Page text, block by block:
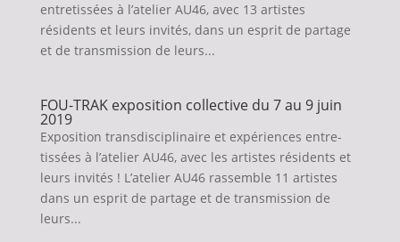
entretissées à l’atelier AU46, avec 13 artistes
résidents et leurs invités, dans un esprit de partage
et de transmission de leurs...
FOU-TRAK exposition collective du 7 au 9 juin
2019
Exposition transdisciplinaire et expériences entre-
tissées à l’atelier AU46, avec les artistes résidents et
leurs invités ! L’atelier AU46 rassemble 11 artistes
dans un esprit de partage et de transmission de
leurs...